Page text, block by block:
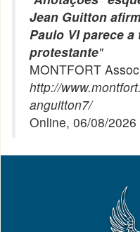
Jean Guitton
Paulo VI parece
protestante"
MONTFORT
http://
anguitton7/
Online, 06/08/